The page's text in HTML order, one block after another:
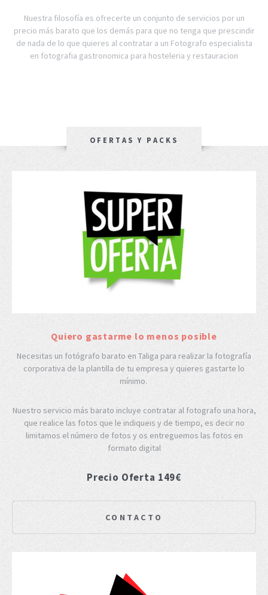
Nuestra filosofía es ofrecerte un conjunto de servicios por un
precio más barato que los demás para que no tenga que prescindir
de nada de lo que quieres al contratar a un Fotografo especialista
en fotografia gastronomica para hosteleria y restauracion
OFERTAS Y PACKS
Quiero gastarme lo menos posible
Necesitas un fotógrafo barato en Taliga para realizar la fotografía
corporativa de la plantilla de tu empresa y quieres gastarte lo
mínimo.
Nuestro servicio más barato incluye contratar al fotografo una hora,
que realice las fotos que le indiqueis y de tiempo, es decir no
limitamos el número de fotos y os entreguemos las fotos en
formato digital
Precio Oferta 149€
CONTACTO